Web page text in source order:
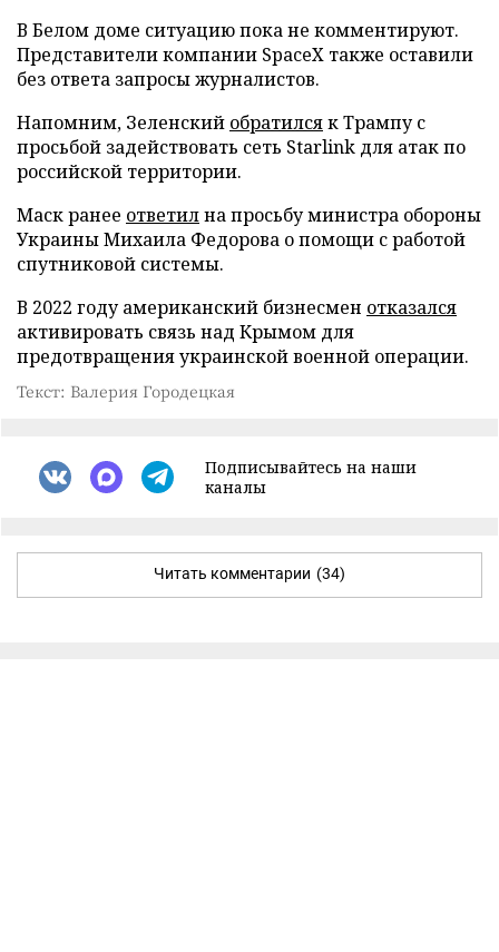
В Белом доме ситуацию пока не комментируют.
Представители компании SpaceX также оставили
без ответа запросы журналистов.
Напомним, Зеленский обратилсяк Трампу с
просьбой задействовать сеть Starlink для атак по
российской территории.
Маск ранее ответилна просьбу министра обороны
Украины Михаила Федорова о помощи с работой
спутниковой системы.
В 2022 году американский бизнесмен отказался
активировать связь над Крымом для
предотвращения украинской военной операции.
Текст: Валерия Городецкая
Подписывайтесь на наши
каналы
Читать комментарии (34)